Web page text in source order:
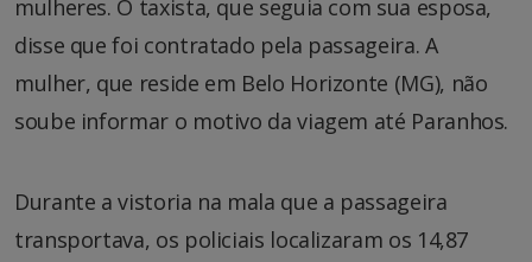
mulheres. O taxista, que seguia com sua esposa,
disse que foi contratado pela passageira. A
mulher, que reside em Belo Horizonte (MG), não
soube informar o motivo da viagem até Paranhos.
Durante a vistoria na mala que a passageira
transportava, os policiais localizaram os 14,87